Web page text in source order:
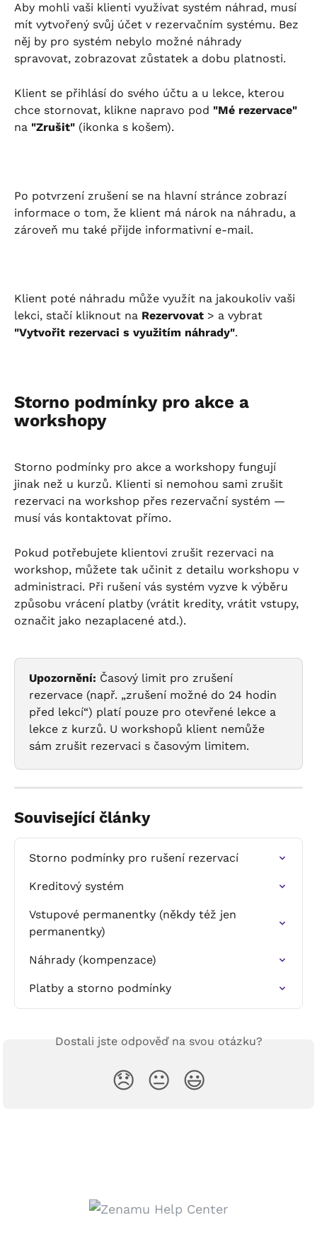
Aby mohli vaši klienti využívat systém náhrad, musí
mít vytvořený svůj účet v rezervačním systému. Bez
něj by pro systém nebylo možné náhrady
spravovat, zobrazovat zůstatek a dobu platnosti.
Klient se přihlásí do svého účtu a u lekce, kterou
chce stornovat, klikne napravo pod "Mé rezervace"
na "Zrušit" (ikonka s košem).
Po potvrzení zrušení se na hlavní stránce zobrazí
informace o tom, že klient má nárok na náhradu, a
zároveň mu také přijde informativní e-mail.
Klient poté náhradu může využít na jakoukoliv vaši
lekci, stačí kliknout na Rezervovat > a vybrat
"Vytvořit rezervaci s využitím náhrady".
Storno podmínky pro akce a
workshopy
Storno podmínky pro akce a workshopy fungují
jinak než u kurzů. Klienti si nemohou sami zrušit
rezervaci na workshop přes rezervační systém —
musí vás kontaktovat přímo.
Pokud potřebujete klientovi zrušit rezervaci na
workshop, můžete tak učinit z detailu workshopu v
administraci. Při rušení vás systém vyzve k výběru
způsobu vrácení platby (vrátit kredity, vrátit vstupy,
označit jako nezaplacené atd.).
Upozornění: Časový limit pro zrušení
rezervace (např. „zrušení možné do 24 hodin
před lekcí“) platí pouze pro otevřené lekce a
lekce z kurzů. U workshopů klient nemůže
sám zrušit rezervaci s časovým limitem.
Související články
Storno podmínky pro rušení rezervací
Kreditový systém
Vstupové permanentky (někdy též jen
permanentky)
Náhrady (kompenzace)
Platby a storno podmínky
Dostali jste odpověď na svou otázku?
😞 😐 😃